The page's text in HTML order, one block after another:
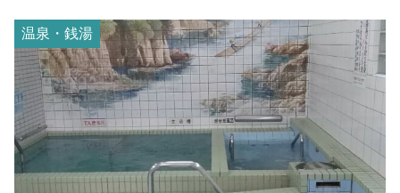
温泉・銭湯